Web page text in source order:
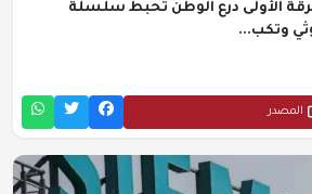
الأولى درع الوطن تُحبط سلسلة
وتكب...
المصدر